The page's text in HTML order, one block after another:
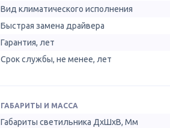
Вид климатического исполнения
Быстрая замена драйвера
Гарантия, лет
Срок службы, не менее, лет
ГАБАРИТЫ И МАССА
Габариты светильника ДхШхВ, Мм